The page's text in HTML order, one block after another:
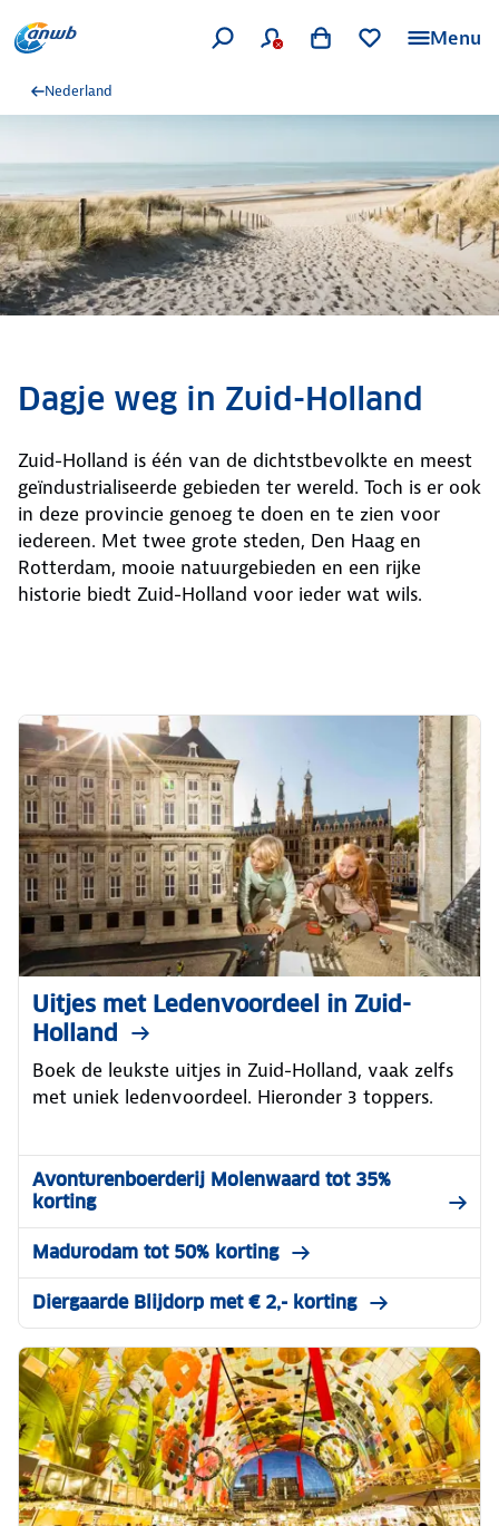
Menu
Nederland
Dagje weg in Zuid-Holland
Zuid-Holland is één van de dichtstbevolkte en meest
geïndustrialiseerde gebieden ter wereld. Toch is er ook
in deze provincie genoeg te doen en te zien voor
iedereen. Met twee grote steden, Den Haag en
Rotterdam, mooie natuurgebieden en een rijke
historie biedt Zuid-Holland voor ieder wat wils.
Uitjes met Ledenvoordeel in Zuid-
Holland
Boek de leukste uitjes in Zuid-Holland, vaak zelfs
met uniek ledenvoordeel. Hieronder 3 toppers.
Avonturenboerderij Molenwaard tot 35%
korting
Madurodam tot 50% korting
Diergaarde Blijdorp met € 2,- korting